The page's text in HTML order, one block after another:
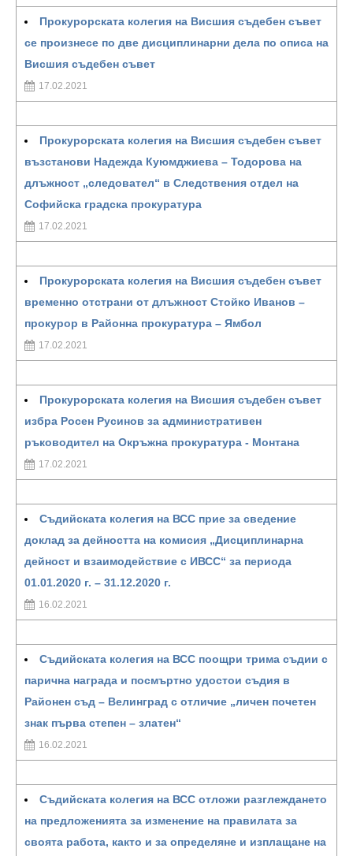
Прокурорската колегия на Висшия съдебен съвет
се произнесе по две дисциплинарни дела по описа на
Висшия съдебен съвет
17.02.2021
Прокурорската колегия на Висшия съдебен съвет
възстанови Надежда Куюмджиева – Тодорова на
длъжност „следовател“ в Следствения отдел на
Софийска градска прокуратура
17.02.2021
Прокурорската колегия на Висшия съдебен съвет
временно отстрани от длъжност Стойко Иванов –
прокурор в Районна прокуратура – Ямбол
17.02.2021
Прокурорската колегия на Висшия съдебен съвет
избра Росен Русинов за административен
ръководител на Окръжна прокуратура - Монтана
17.02.2021
Съдийската колегия на ВСС прие за сведение
доклад за дейността на комисия „Дисциплинарна
дейност и взаимодействие с ИВСС“ за периода
01.01.2020 г. – 31.12.2020 г.
16.02.2021
Съдийската колегия на ВСС поощри трима съдии с
парична награда и посмъртно удостои съдия в
Районен съд – Велинград с отличие „личен почетен
знак първа степен – златен“
16.02.2021
Съдийската колегия на ВСС отложи разглеждането
на предложенията за изменение на правилата за
своята работа, както и за определяне и изплащане на